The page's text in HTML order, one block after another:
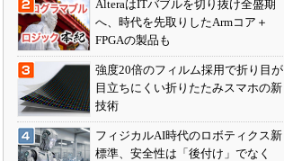
AlteraはITバブルを切り抜け全盛期
へ、時代を先取りしたArmコア＋
FPGAの製品も
強度20倍のフィルム採用で折り目が
目立ちにくい折りたたみスマホの新
技術
フィジカルAI時代のロボティクス新
標準、安全性は「後付け」でなく